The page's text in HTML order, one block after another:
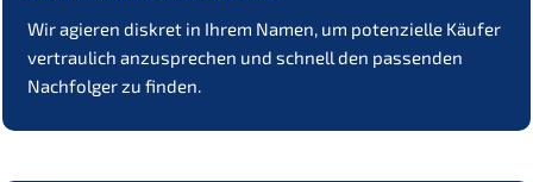
Wir agieren diskret in Ihrem Namen, um poten­zi­el­le Käufer
vertrau­lich anzuspre­chen und schnell den passen­den
Nachfol­ger zu finden.